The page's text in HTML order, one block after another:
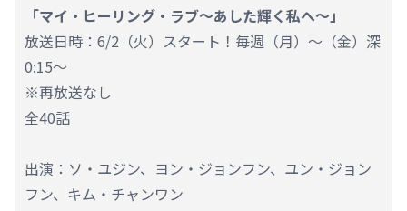
「マイ・ヒーリング・ラブ～あした輝く私へ～」
放送日時：6/2（火）スタート！毎週（月）～（金）深
0:15～
※再放送なし
全40話
出演：ソ・ユジン、ヨン・ジョンフン、ユン・ジョン
フン、キム・チャンワン